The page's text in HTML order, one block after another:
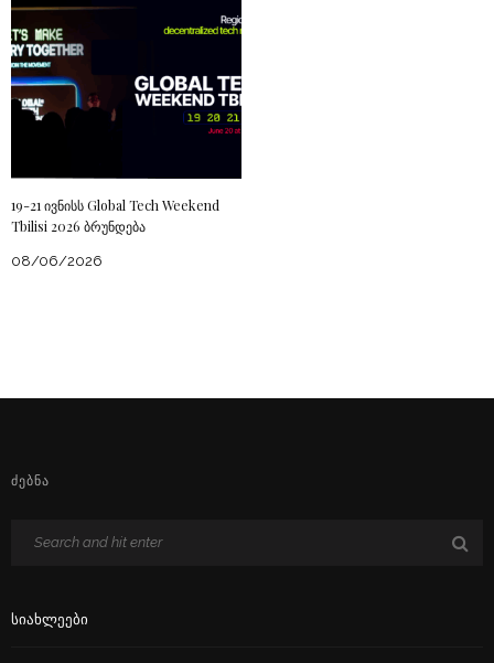
19-21 ივნისს Global Tech Weekend
Tbilisi 2026 ბრუნდება
08/06/2026
ᲫᲔᲑᲜᲐ
Სიახლეები